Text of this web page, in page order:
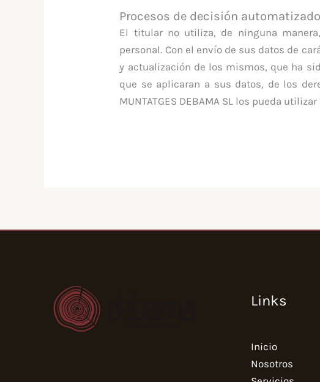
Procesos de decisión
El titular no utiliza, de ninguna
personal. Con el envío de sus datos de
y actualización de los mismos, que ha
que se aplicaran a sus datos, de los
MUNTATGES DEBAMA SL los pueda
Links
Inicio
Nosotros